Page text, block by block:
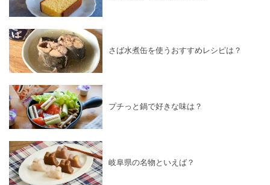
さば水煮缶を使うおすすめレシピは？
プチっと鍋で好きな味は？
岐阜県の名物といえば？